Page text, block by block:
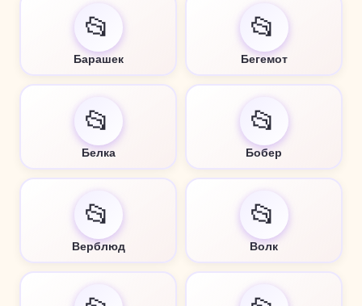
📂
Барашек
📂
Бегемот
📂
Белка
📂
Бобер
📂
Верблюд
📂
Волк